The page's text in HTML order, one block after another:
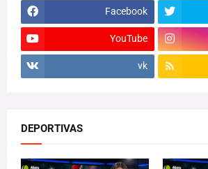
Facebook
YouTube
vk
DEPORTIVAS